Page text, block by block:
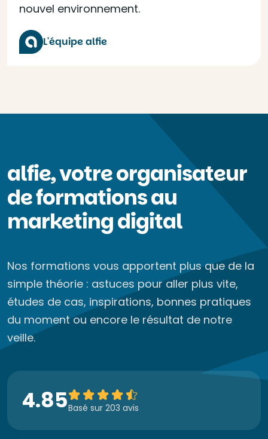
nouvel environnement.
L'équipe alfie
alfie, votre organisateur
de formations au
marketing digital
Nos formations vous apportent plus que de la
simple théorie : astuces pour aller plus vite,
études de cas, inspirations, bonnes pratiques
du moment ou encore le résultat de notre
veille.
4.85Basé sur 203 avis